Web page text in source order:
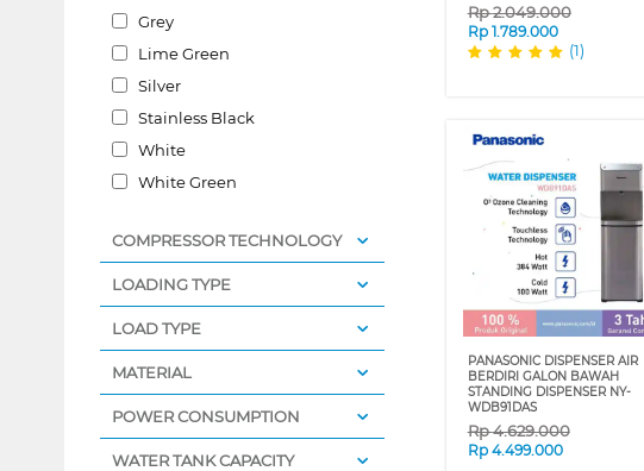
Grey
Lime Green
Silver
Stainless Black
White
White Green
COMPRESSOR TECHNOLOGY
LOADING TYPE
LOAD TYPE
MATERIAL
POWER CONSUMPTION
WATER TANK CAPACITY
Rp2.049.000
Rp 1.789.000
(1)
PANASONIC DISPENSER AIR
BERDIRI GALON BAWAH
STANDING DISPENSER NY-
WDB91DAS
Rp4.629.000
Rp 4.499.000